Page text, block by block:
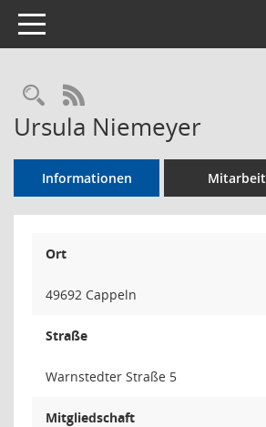
Toggle navigation
Rechercheauswahl
RSS-Feed
Ursula Niemeyer
Informationen Mitarbeit
Ort
49692 Cappeln
Straße
Warnstedter Straße 5
Mitgliedschaft